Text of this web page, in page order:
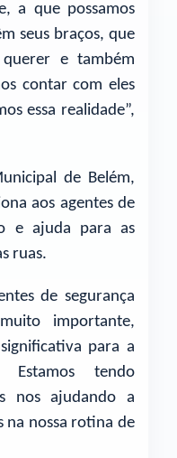
a que possamos
seus braços, que
e também
contar com eles
essa realidade”,
de Belém,
aos agentes de
e ajuda para as
ruas.
de segurança
importante,
para a
tendo
nos ajudando a
na nossa rotina de